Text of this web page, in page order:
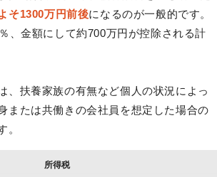
そ1300万円前後になるのが一般的です。
、金額にして約700万円が控除される計
、扶養家族の有無など個人の状況によっ
または共働きの会社員を想定した場合の
。
所得税